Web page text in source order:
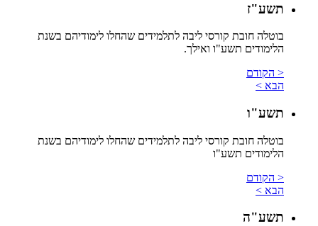
תשע"ז
בוטלה חובת קורסי ליבה לתלמידים שהחלו לימודיהם בשנת
הלימודים תשע"ו ואילך.
< הקודם
הבא >
תשע"ו
בוטלה חובת קורסי ליבה לתלמידים שהחלו לימודיהם בשנת
הלימודים תשע"ו
< הקודם
הבא >
תשע"ה